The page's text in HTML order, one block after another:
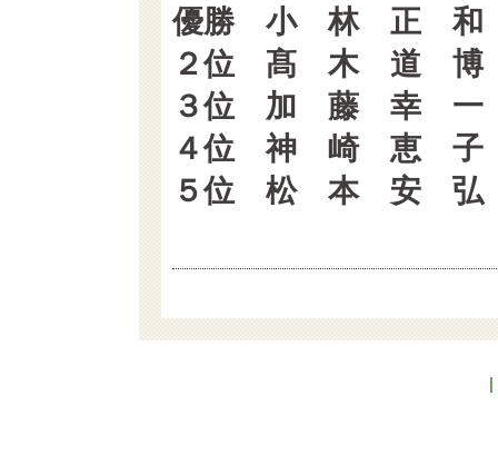
優勝 小 林 正
２位 髙 木 道
３位 加 藤 幸
４位 神 崎 恵
５位 松 本 安 弘
|